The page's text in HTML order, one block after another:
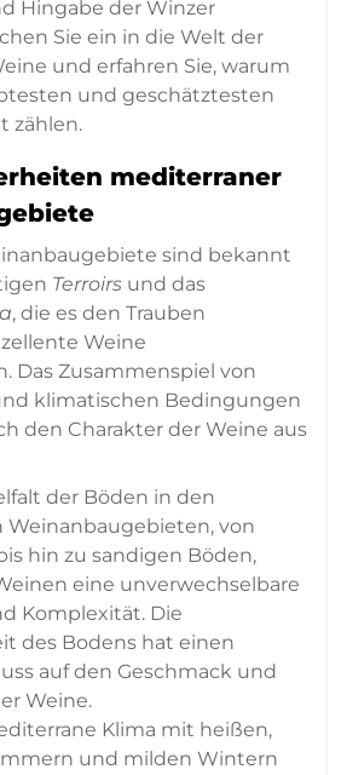
Hingabe der Winzer
Sie ein in die Welt der
und erfahren Sie, warum
und geschätztesten
zählen.
mediterraner
sind bekannt
Terroirs und das
, die es den Trauben
Weine
Das Zusammenspiel von
klimatischen Bedingungen
den Charakter der Weine aus
der Böden in den
Weinanbaugebieten, von
hin zu sandigen Böden,
eine unverwechselbare
Komplexität. Die
des Bodens hat einen
auf den Geschmack und
Weine.
Klima mit heißen,
und milden Wintern